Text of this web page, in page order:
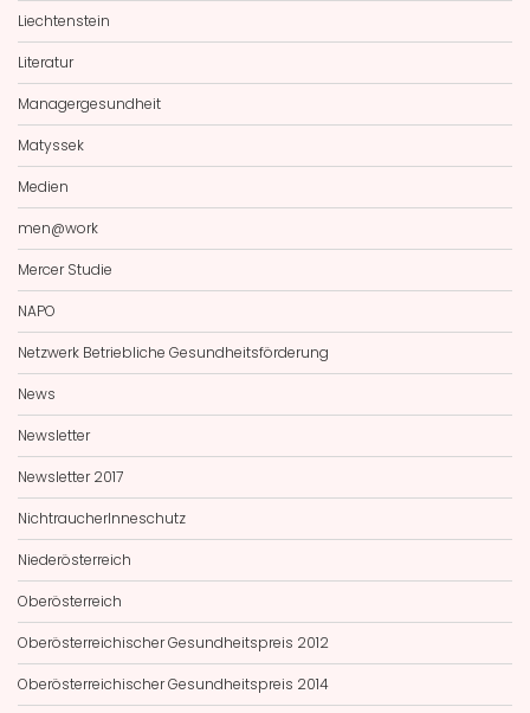
Liechtenstein
Literatur
Managergesundheit
Matyssek
Medien
men@work
Mercer Studie
NAPO
Netzwerk Betriebliche Gesundheitsförderung
News
Newsletter
Newsletter 2017
NichtraucherInneschutz
Niederösterreich
Oberösterreich
Oberösterreichischer Gesundheitspreis 2012
Oberösterreichischer Gesundheitspreis 2014